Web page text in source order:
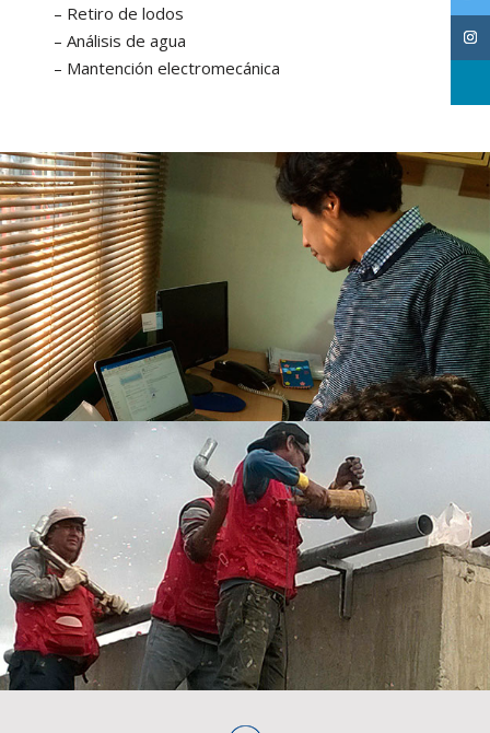
– Retiro de lodos
– Análisis de agua
– Mantención electromecánica